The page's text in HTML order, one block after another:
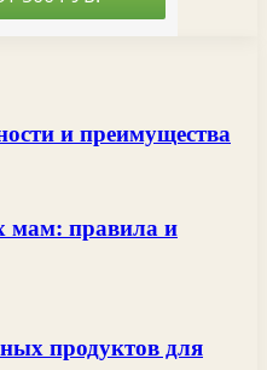
и преимущества
мам: правила и
продуктов для